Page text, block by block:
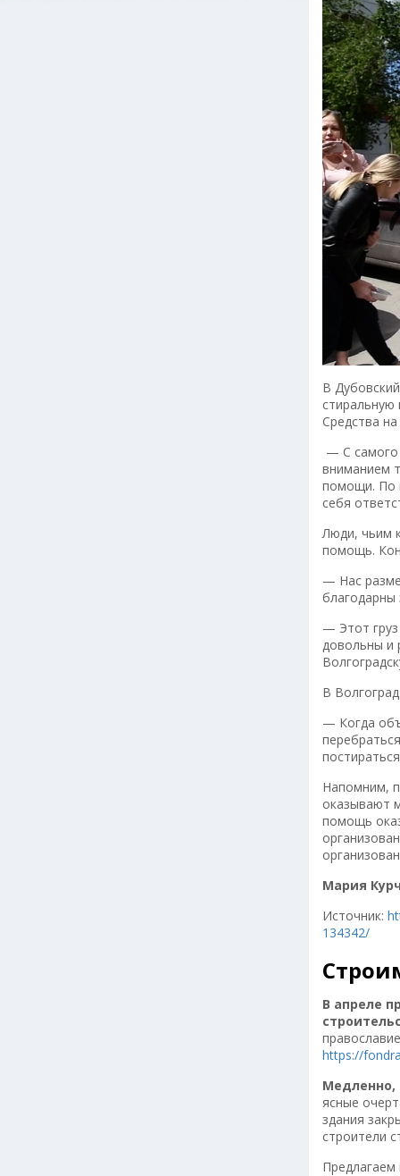
В
Средства
— С самого
вниманием
помощи. По
себя
Люди, чьим
помощь.
— Нас
— Этот
довольны и
В
— Когда
Напомним,
оказывают
помощь
Мария
Источник:
134342/
В апреле
https://
Медленно,
ясные
здания
строители